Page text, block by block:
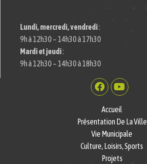
Lundi, mercredi, vendredi:
9h à 12h30 – 14h30 à 17h30
Mardi et jeudi:
9h à 12h30 – 14h30 à 18h30
Accueil
Présentation De La Ville
Vie Municipale
Culture, Loisirs, Sports
Projets